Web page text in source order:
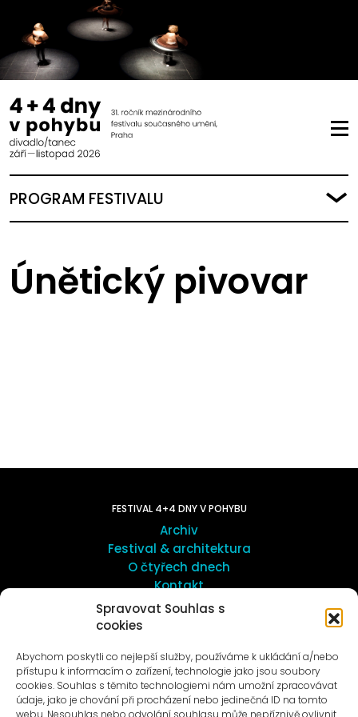
Spravovat Souhlas s
cookies
Abychom poskytli co nejlepší služby, používáme k ukládání a/nebo
přístupu k informacím o zařízení, technologie jako jsou soubory
cookies. Souhlas s těmito technologiemi nám umožní zpracovávat
údaje, jako je chování při procházení nebo jedinečná ID na tomto
webu. Nesouhlas nebo odvolání souhlasu může nepříznivě ovlivnit
PROGRAM FESTIVALU
Únětický pivovar
FESTIVAL 4+4 DNY V POHYBU
Archiv
Festival & architektura
O čtyřech dnech
Kontakt
O umění v Motole